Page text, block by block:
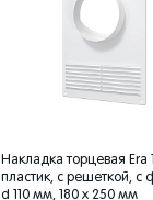
Накладка торцевая Era
пластик, с решеткой,
d 110 мм, 180 x 250 мм